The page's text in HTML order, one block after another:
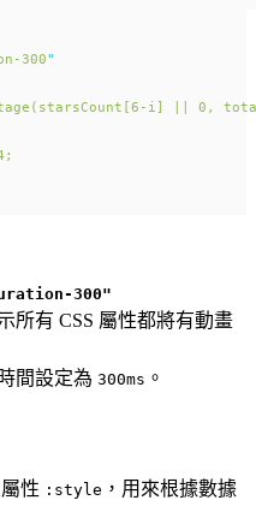
300"
i] || 0,
300"
所有 CSS 屬性都將有動畫
間設定為 300ms 。
性 :style ，用來根據數據